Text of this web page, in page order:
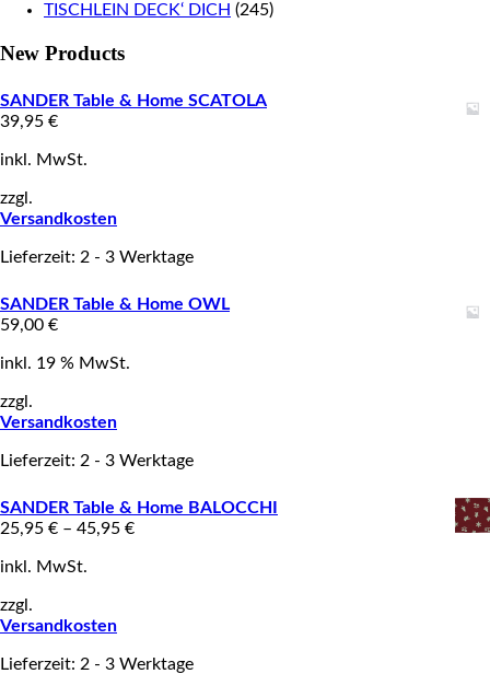
TISCHLEIN DECK‘ DICH (245)
New Products
SANDER Table & Home SCATOLA
39,95 €
inkl. MwSt.
zzgl.
Versandkosten
Lieferzeit: 2 - 3 Werktage
SANDER Table & Home OWL
59,00 €
inkl. 19 % MwSt.
zzgl.
Versandkosten
Lieferzeit: 2 - 3 Werktage
SANDER Table & Home BALOCCHI
25,95 € – 45,95 €
inkl. MwSt.
zzgl.
Versandkosten
Lieferzeit: 2 - 3 Werktage